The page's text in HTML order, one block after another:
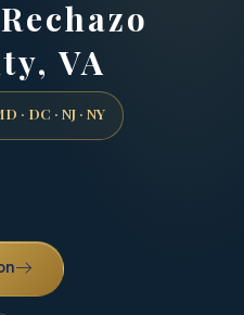
VA
· DC · NJ · NY